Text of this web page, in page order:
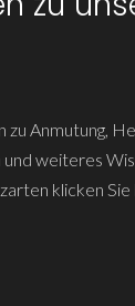
Anmutung,
weiteres
klicken